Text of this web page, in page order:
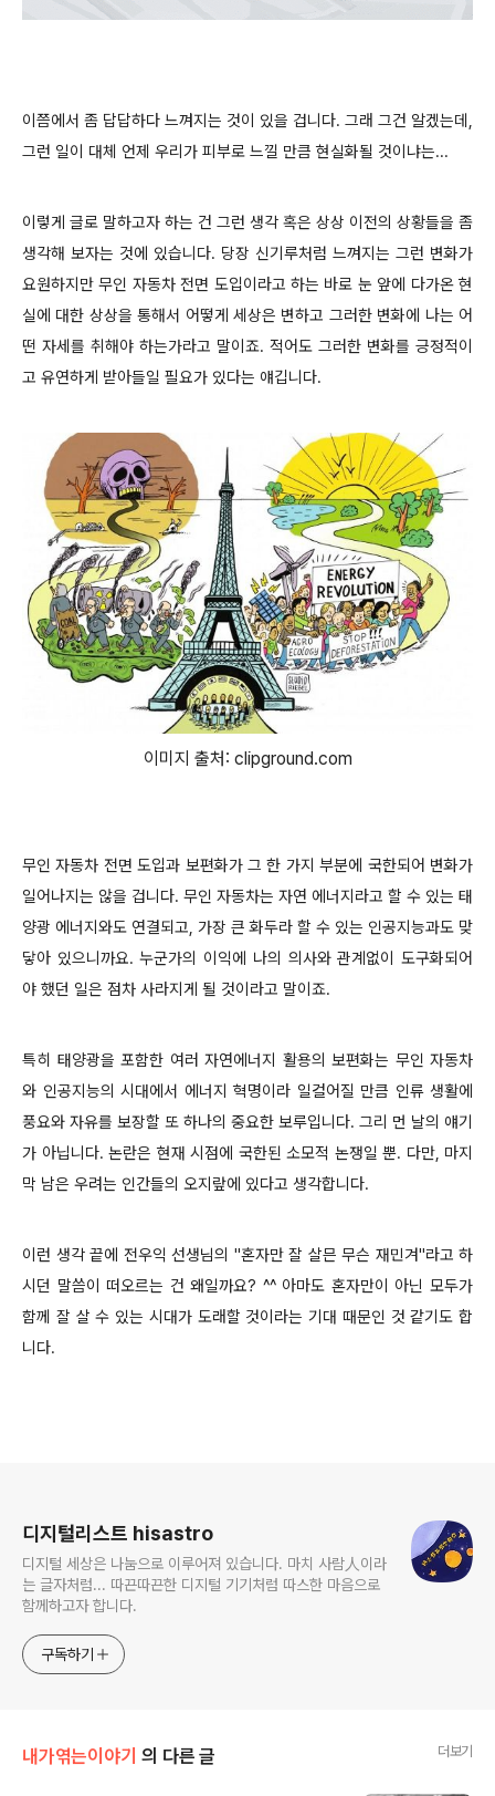
이쯤에서 좀 답답하다 느껴지는 것이 있을 겁니다. 그래 그건 알겠는데,
그런 일이 대체 언제 우리가 피부로 느낄 만큼 현실화될 것이냐는...
이렇게 글로 말하고자 하는 건 그런 생각 혹은 상상 이전의 상황들을 좀
생각해 보자는 것에 있습니다. 당장 신기루처럼 느껴지는 그런 변화가
요원하지만 무인 자동차 전면 도입이라고 하는 바로 눈 앞에 다가온 현
실에 대한 상상을 통해서 어떻게 세상은 변하고 그러한 변화에 나는 어
떤 자세를 취해야 하는가라고 말이죠. 적어도 그러한 변화를 긍정적이
고 유연하게 받아들일 필요가 있다는 얘깁니다.
이미지 출처: clipground.com
무인 자동차 전면 도입과 보편화가 그 한 가지 부분에 국한되어 변화가
일어나지는 않을 겁니다. 무인 자동차는 자연 에너지라고 할 수 있는 태
양광 에너지와도 연결되고, 가장 큰 화두라 할 수 있는 인공지능과도 맞
닿아 있으니까요. 누군가의 이익에 나의 의사와 관계없이 도구화되어
야 했던 일은 점차 사라지게 될 것이라고 말이죠.
특히 태양광을 포함한 여러 자연에너지 활용의 보편화는 무인 자동차
와 인공지능의 시대에서 에너지 혁명이라 일컬어질 만큼 인류 생활에
풍요와 자유를 보장할 또 하나의 중요한 보루입니다. 그리 먼 날의 얘기
가 아닙니다. 논란은 현재 시점에 국한된 소모적 논쟁일 뿐. 다만, 마지
막 남은 우려는 인간들의 오지랖에 있다고 생각합니다.
이런 생각 끝에 전우익 선생님의 "혼자만 잘 살믄 무슨 재민겨"라고 하
시던 말씀이 떠오르는 건 왜일까요? ^^ 아마도 혼자만이 아닌 모두가
함께 잘 살 수 있는 시대가 도래할 것이라는 기대 때문인 것 같기도 합
니다.
디지털리스트 hisastro
디지털 세상은 나눔으로 이루어져 있습니다. 마치 사람人이라
는 글자처럼... 따끈따끈한 디지털 기기처럼 따스한 마음으로
함께하고자 합니다.
구독하기
내가엮는이야기 의 다른 글 더보기